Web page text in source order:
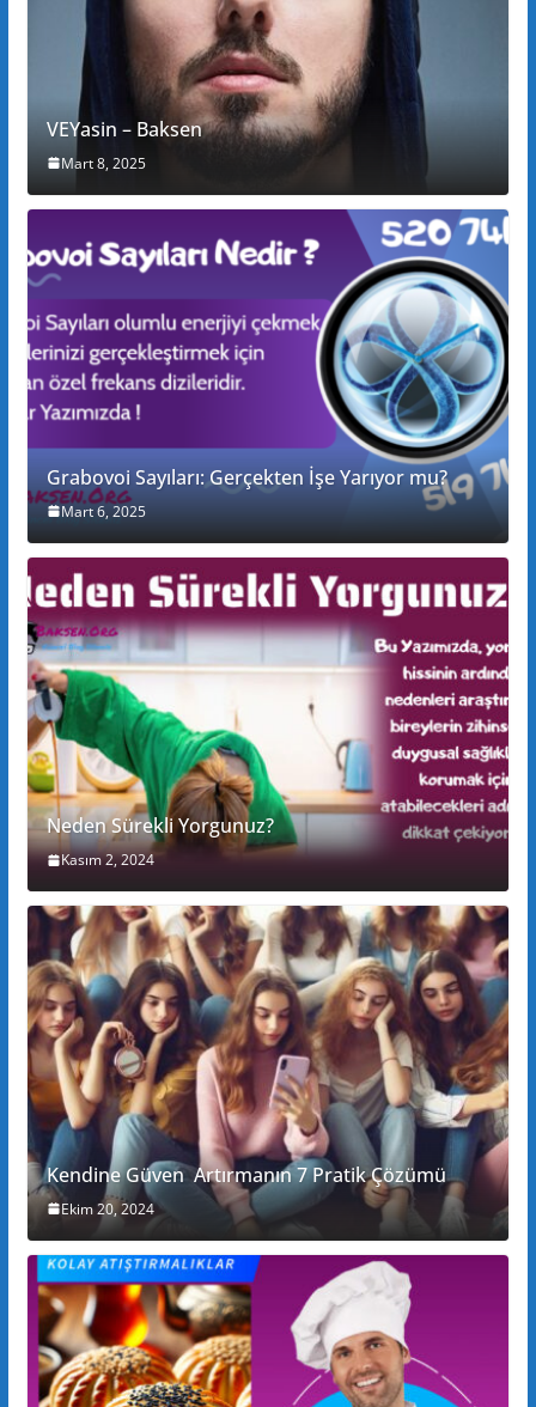
VEYasin – Baksen
Mart 8, 2025
Grabovoi Sayıları: Gerçekten İşe Yarıyor mu?
Mart 6, 2025
Neden Sürekli Yorgunuz?
Kasım 2, 2024
Kendine Güven Artırmanın 7 Pratik Çözümü
Ekim 20, 2024